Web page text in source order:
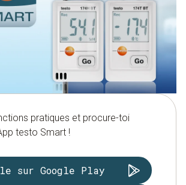
pratiques et procure-toi
testo Smart !
sur Google Play